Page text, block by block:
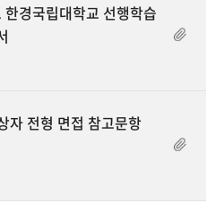
첨부파일
경국립대학교 선행학습
자 전형 면접 참고문항